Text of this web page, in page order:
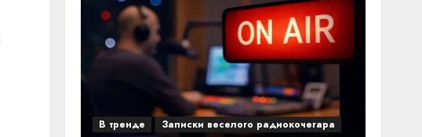
В тренде
Записки веселого радиокочегара